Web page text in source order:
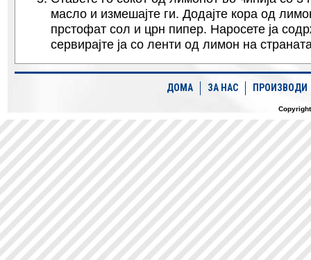
масло и измешајте ги. Додајте кора од
прстофат сол и црн пипер. Наросете ја
сервирајте ја со ленти од лимон на
ДОМА ЗА НАС ПРОИЗВОДИ